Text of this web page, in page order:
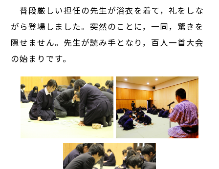
普段厳しい担任の先生が浴衣を着て，礼をしな
がら登場しました。突然のことに，一同，驚きを
隠せません。先生が読み手となり，百人一首大会
の始まりです。